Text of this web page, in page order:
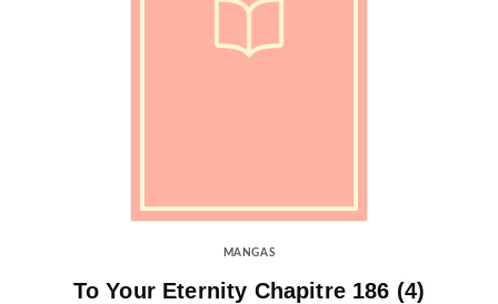
MANGAS
To Your Eternity Chapitre 186 (4)